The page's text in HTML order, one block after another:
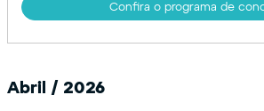
Confira o programa de
Abril / 2026